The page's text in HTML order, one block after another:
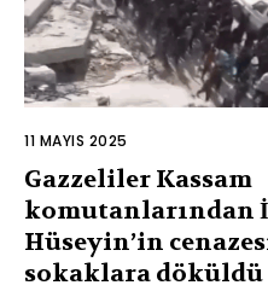
11 MAYIS 2025
Gazzeliler Kassam
komutanlarından
Hüseyin’in
sokaklara döküldü